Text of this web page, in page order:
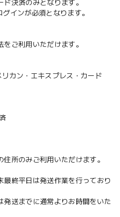
ド決済のみとなります。
インが必須となります。
をご利用いただけます。
ン・エキスプレス・カード
住所のみご利用いただけます。
終平日は発送作業を行っており
送までに通常よりお時間をいた